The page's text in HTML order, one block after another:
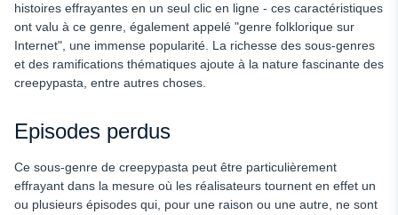
histoires effrayantes en un seul clic en ligne - ces caractéristiques
ont valu à ce genre, également appelé "genre folklorique sur
Internet", une immense popularité. La richesse des sous-genres
et des ramifications thématiques ajoute à la nature fascinante des
creepypasta, entre autres choses.
Episodes perdus
Ce sous-genre de creepypasta peut être particulièrement
effrayant dans la mesure où les réalisateurs tournent en effet un
ou plusieurs épisodes qui, pour une raison ou une autre, ne sont